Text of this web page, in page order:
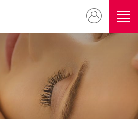
Menu
du
compte
l'utilisateur